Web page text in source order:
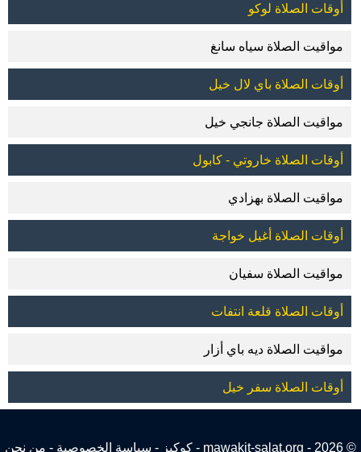
أوقات الصلاة لوكو
مواقيت الصلاة سياه سانغ
أوقات الصلاة باي لال خيل
مواقيت الصلاة جانجي خيل
أوقات الصلاة خاروتي - كابول
مواقيت الصلاة بهزادي
أوقات الصلاة أغيل خواجة
مواقيت الصلاة سفيان
أوقات الصلاة قلعة انتفات
مواقيت الصلاة ديه باي أزار
أوقات الصلاة سفر خيل
© 2026 - mawakit-salat.org - كوكيز - سياسة الخصوصية - من نحن